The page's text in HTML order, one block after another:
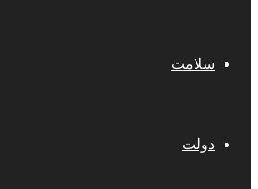
سلامت
دولت